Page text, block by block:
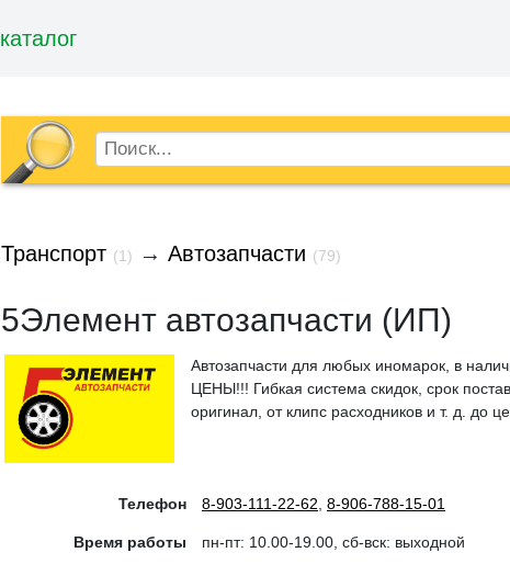
Транспорт (1) → Автозапчасти (79)
5Элемент автозапчасти (ИП)
Автозапчасти для любых иномарок, в
ЦЕНЫ!!! Гибкая система скидок, срок
оригинал, от клипс расходников и т. д. до
Телефон 8-903-111-22-62 8-906-788-15-01
Время работы пн-пт: 10.00-19.00, сб-вск: выходной